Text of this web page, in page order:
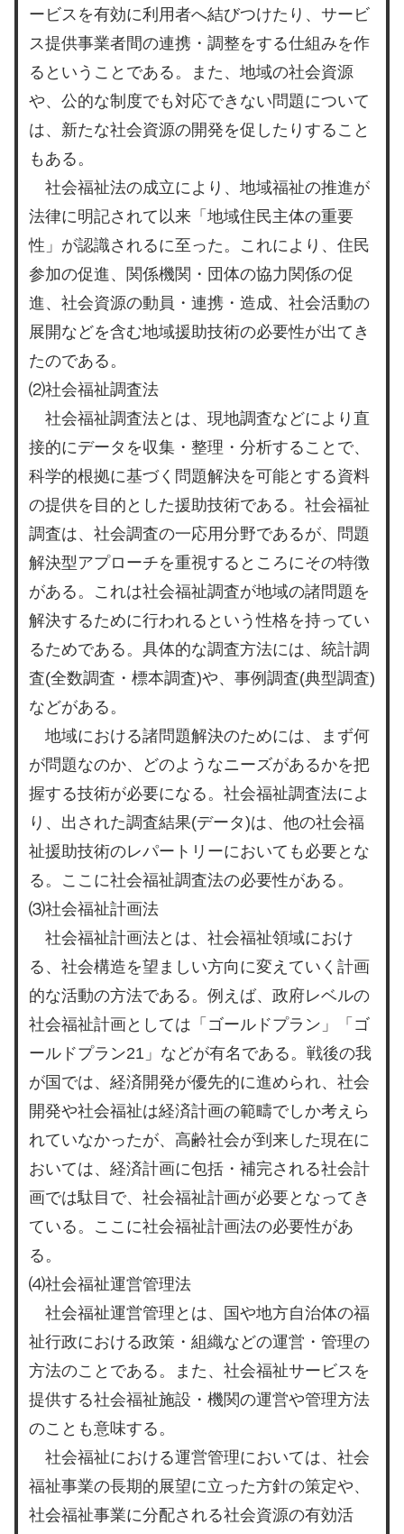
ービスを有効に利用者へ結びつけたり、サービ
ス提供事業者間の連携・調整をする仕組みを作
るということである。また、地域の社会資源
や、公的な制度でも対応できない問題について
は、新たな社会資源の開発を促したりすること
もある。
社会福祉法の成立により、地域福祉の推進が
法律に明記されて以来「地域住民主体の重要
性」が認識されるに至った。これにより、住民
参加の促進、関係機関・団体の協力関係の促
進、社会資源の動員・連携・造成、社会活動の
展開などを含む地域援助技術の必要性が出てき
たのである。
⑵社会福祉調査法
社会福祉調査法とは、現地調査などにより直
接的にデータを収集・整理・分析することで、
科学的根拠に基づく問題解決を可能とする資料
の提供を目的とした援助技術である。社会福祉
調査は、社会調査の一応用分野であるが、問題
解決型アプローチを重視するところにその特徴
がある。これは社会福祉調査が地域の諸問題を
解決するために行われるという性格を持ってい
るためである。具体的な調査方法には、統計調
査(全数調査・標本調査)や、事例調査(典型調査)
などがある。
地域における諸問題解決のためには、まず何
が問題なのか、どのようなニーズがあるかを把
握する技術が必要になる。社会福祉調査法によ
り、出された調査結果(データ)は、他の社会福
祉援助技術のレパートリーにおいても必要とな
る。ここに社会福祉調査法の必要性がある。
⑶社会福祉計画法
社会福祉計画法とは、社会福祉領域におけ
る、社会構造を望ましい方向に変えていく計画
的な活動の方法である。例えば、政府レベルの
社会福祉計画としては「ゴールドプラン」「ゴ
ールドプラン21」などが有名である。戦後の我
が国では、経済開発が優先的に進められ、社会
開発や社会福祉は経済計画の範疇でしか考えら
れていなかったが、高齢社会が到来した現在に
おいては、経済計画に包括・補完される社会計
画では駄目で、社会福祉計画が必要となってき
ている。ここに社会福祉計画法の必要性があ
る。
⑷社会福祉運営管理法
社会福祉運営管理とは、国や地方自治体の福
祉行政における政策・組織などの運営・管理の
方法のことである。また、社会福祉サービスを
提供する社会福祉施設・機関の運営や管理方法
のことも意味する。
社会福祉における運営管理においては、社会
福祉事業の長期的展望に立った方針の策定や、
社会福祉事業に分配される社会資源の有効活